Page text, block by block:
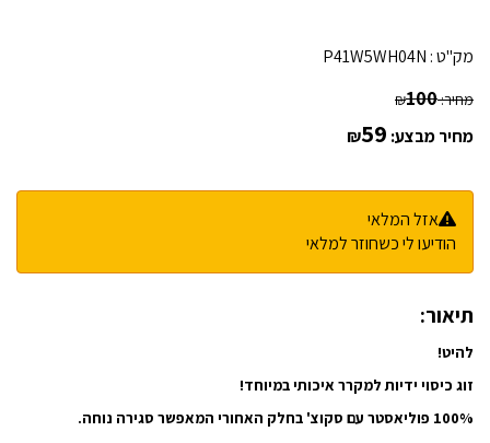
מק"ט : P41W5WH04N
מחיר: ₪100
מחיר מבצע: ₪59
אזל המלאי
הודיעו לי כשחוזר למלאי
תיאור:
להיט!
זוג כיסוי ידיותלמקרר איכותי במיוחד!
100% פוליאסטר עם סקוצ' בחלק האחורי המאפשר סגירה נוחה.